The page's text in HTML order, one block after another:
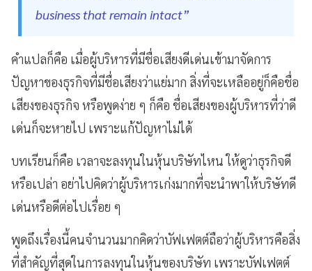
business that remain intact”
คำแปลก็คือ เมื่อผู้บริหารที่มีชื่อเสียงดีเด่นเข้ามาจัดการ
ปัญหาของธุรกิจที่มีชื่อเสียงว่าแย่มาก สิ่งที่จะเหลืออยู่ก็คือชื่อ
เสียงของธุรกิจ หรือพูดง่าย ๆ ก็คือ ชื่อเสียงของผู้บริหารที่ว่าดี
เด่นก็จะหายไป เพราะแก้ปัญหาไม่ได้
บทเรียนก็คือ เวลาจะลงทุนในหุ้นบริษัทไหน ให้ดูว่าธุรกิจดี
หรือเปล่า อย่าไปคิดว่าผู้บริหารเก่งมากที่จะนำพาให้บริษัทดี
เด่นหรือดีต่อไปเรื่อย ๆ
พูดถึงเรื่องนี้คนจำนวนมากคิดว่าบัฟเฟตต์ถือว่าผู้บริหารคือสิ่ง
ที่สำคัญที่สุดในการลงทุนในหุ้นของบริษัท เพราะบัฟเฟตต์